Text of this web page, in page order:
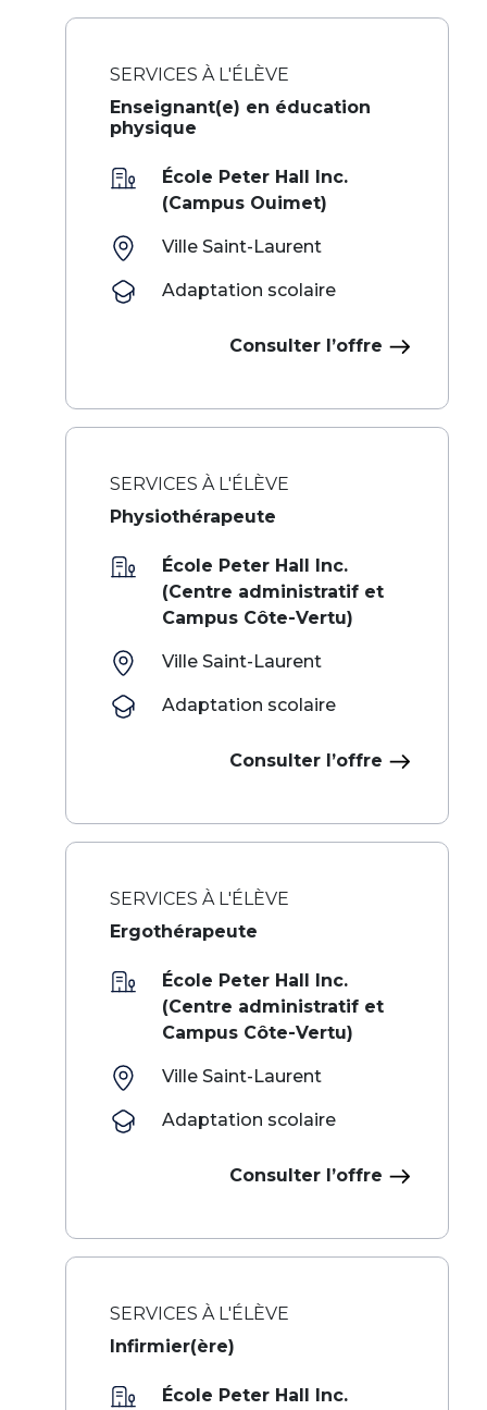
SERVICES À L'ÉLÈVE
Enseignant(e) en éducation
physique
École Peter Hall Inc.
(Campus Ouimet)
Ville Saint-Laurent
Adaptation scolaire
Consulter l’offre
SERVICES À L'ÉLÈVE
Physiothérapeute
École Peter Hall Inc.
(Centre administratif et
Campus Côte-Vertu)
Ville Saint-Laurent
Adaptation scolaire
Consulter l’offre
SERVICES À L'ÉLÈVE
Ergothérapeute
École Peter Hall Inc.
(Centre administratif et
Campus Côte-Vertu)
Ville Saint-Laurent
Adaptation scolaire
Consulter l’offre
SERVICES À L'ÉLÈVE
Infirmier(ère)
École Peter Hall Inc.